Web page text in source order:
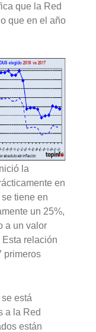
que la Red
que en el año
la
en
tiene en
un 25%,
a un valor
Esta relación
primeros
está
a la Red
están